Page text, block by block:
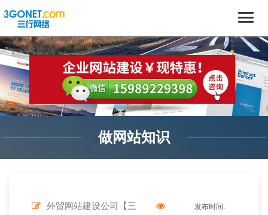
做网站知识
外贸网站建设公司【三
发布时间: